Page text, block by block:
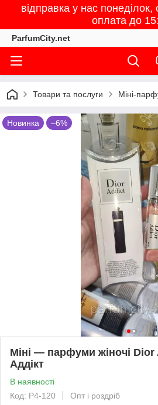
відправка у нас
оплата до
ParfumCity.net
Товари та послуги Міні-
Новинка –6%
Міні — парфуми жіночі
Аддікт
В наявності
Код: Р4-120
Опт і роздріб